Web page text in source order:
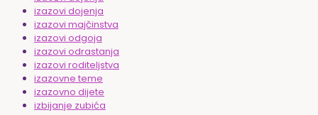
izazovi dojenja
izazovi majčinstva
izazovi odgoja
izazovi odrastanja
izazovi roditeljstva
izazovne teme
izazovno dijete
izbijanje zubića